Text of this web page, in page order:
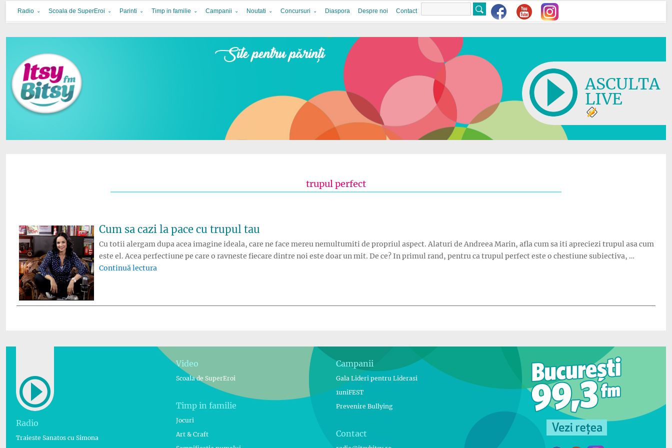
Itsy Bitsy
bucurie in familie
Radio Scoala de SuperEroi Parinti Timp in familie Campanii Noutati Concursuri Diaspora Despre noi Contact
ASCULTA
LIVE
trupul perfect
Cum sa cazi la pace cu trupul tau
Cu totii alergam dupa acea imagine ideala, care ne face mereu nemultumiti de propriul aspect. Alaturi de Andreea Marin, afla cum sa iti apreciezi trupul asa cum
este el. Acea perfectiune pe care o ravneste fiecare dintre noi este doar un mit. De ce? In primul rand, pentru ca trupul perfect este o chestiune subiectiva, …
Continuă lectura
Radio
Traieste Sanatos cu Simona
Video
Scoala de SuperEroi
Timp in familie
Jocuri
Art & Craft
Campanii
Gala Lideri pentru Liderasi
1uniFEST
Prevenire Bullying
Contact